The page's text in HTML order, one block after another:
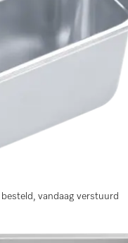
vandaag verstuurd